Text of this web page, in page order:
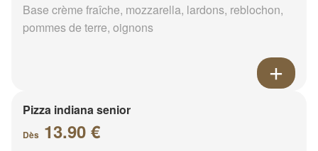
Base crème fraîche, mozzarella, lardons, reblochon,
pommes de terre, oignons
Pizza indiana senior
Dès 13.90 €